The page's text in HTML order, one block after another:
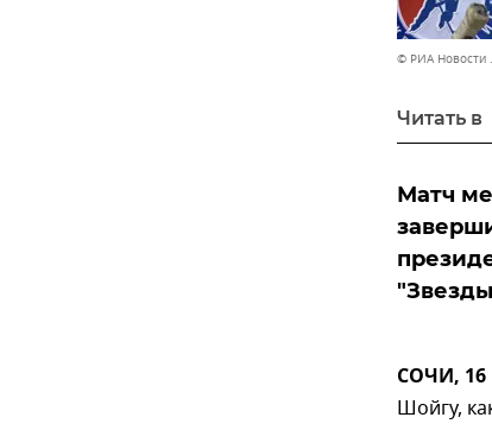
© РИА Новости
Читать в
Матч
СОЧИ,
Шойгу,